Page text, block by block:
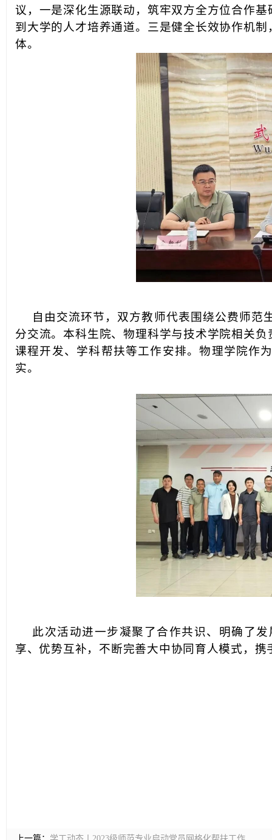
议，一是深化生源联动，筑牢双方全方位合作
到大学的人才培养通道。三是健全长效协作机
体。
自由交流环节，双方教师代表围绕公费师
分交流。本科生院、物理科学与技术学院相关
课程开发、学科帮扶等工作安排。物理学院作
实。
此次活动进一步凝聚了合作共识、明确了
享、优势互补，不断完善大中协同育人模式，